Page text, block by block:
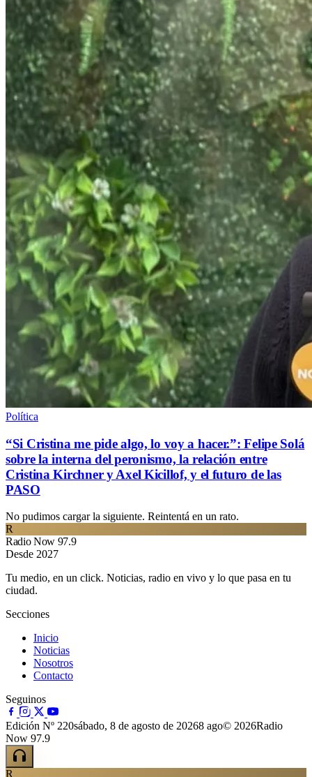
Política
“Si Cristina me pide algo, lo voy a hacer.”: Felipe Solá
sobre la interna del peronismo, la relación entre
Cristina Kirchner y Axel Kicillof, y el futuro de las
PASO
No pudimos cargar la siguiente. Reintentá en un rato.
R
Radio Now 97.9
Desde 2027
Tu medio, en un click. Noticias, radio en vivo y lo que pasa en tu
ciudad.
Secciones
Inicio
Noticias
Nosotros
Contacto
Seguinos
Edición Nº 220sábado, 8 de agosto de 20268 ago© 2026Radio
Now 97.9
R